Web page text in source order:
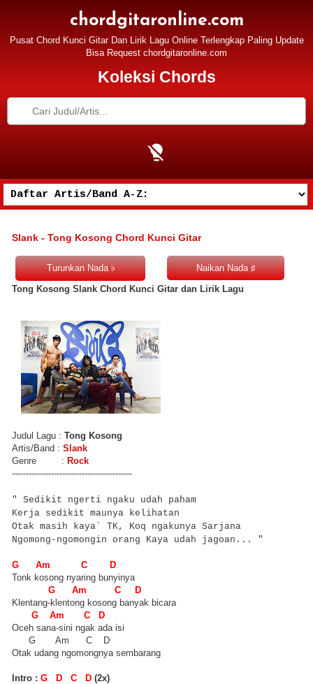
chordgitaronline.com
Pusat Chord Kunci Gitar Dan Lirik Lagu Online Terlengkap Paling Update
Bisa Request chordgitaronline.com
Koleksi Chords
Slank - Tong Kosong Chord Kunci Gitar
Tong Kosong Slank Chord Kunci Gitar dan Lirik Lagu
Judul Lagu : Tong Kosong
Artis/Band : Slank
Genre : Rock
-------------------------------------------
" Sedikit ngerti ngaku udah paham
Kerja sedikit maunya kelihatan
Otak masih kaya` TK, Koq ngakunya Sarjana
Ngomong-ngomongin orang Kaya udah jagoan... "
G Am C D
Tonk kosong nyaring bunyinya
G Am C D
Klentang-klentong kosong banyak bicara
G Am C D
Oceh sana-sini ngak ada isi
G Am C D
Otak udang ngomongnya sembarang
Intro : G D C D (2x)